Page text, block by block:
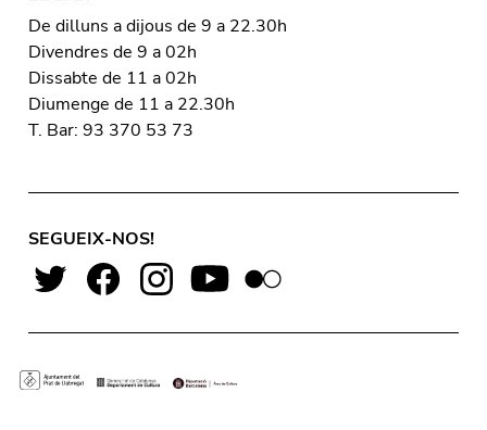
De dilluns a dijous de 9 a 22.30h
Divendres de 9 a 02h
Dissabte de 11 a 02h
Diumenge de 11 a 22.30h
T. Bar: 93 370 53 73
SEGUEIX-NOS!